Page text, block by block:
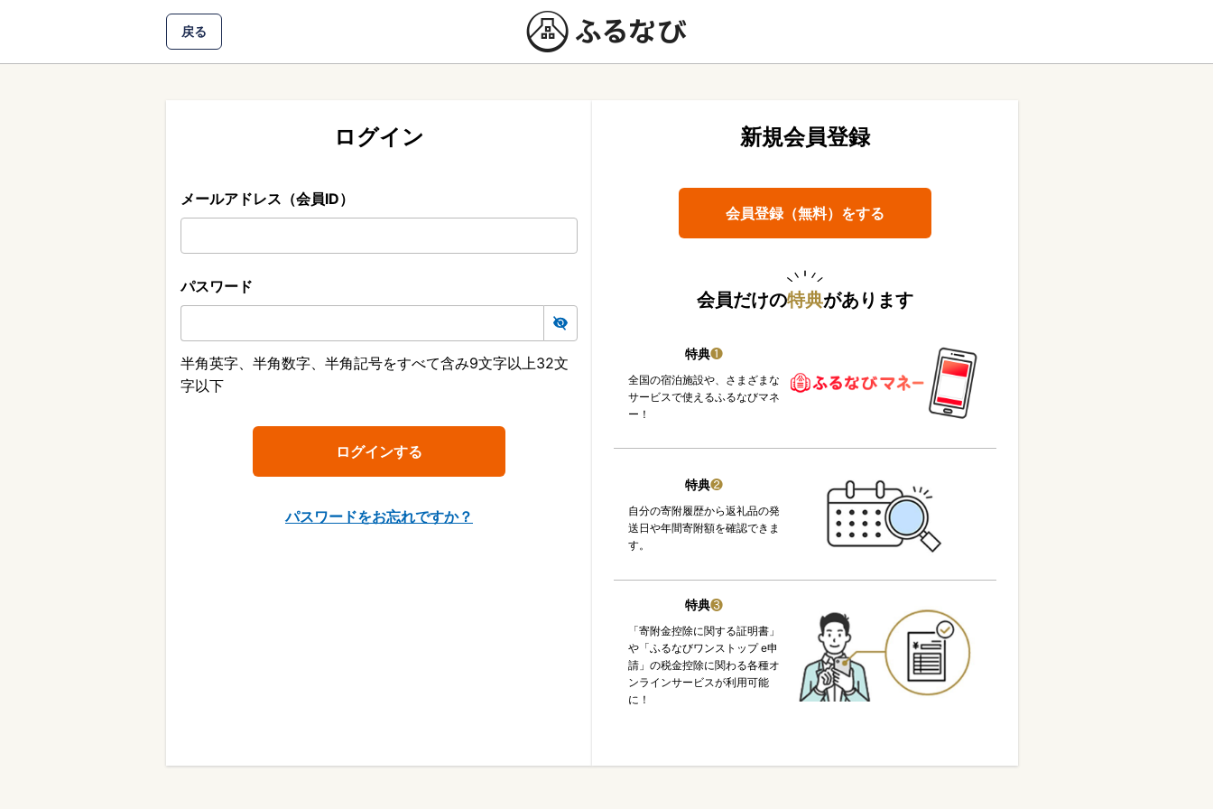
戻る
ログイン
メールアドレス（会員ID）
パスワード
半角英字、半角数字、半角記号をすべて含み9文字以上32文
字以下
パスワードをお忘れですか？
新規会員登録
会員登録（無料）をする
会員だけの特典があります
特典❶
全国の宿泊施設や、さまざまな
サービスで使えるふるなびマネ
ー！
特典❷
自分の寄附履歴から返礼品の発
送日や年間寄附額を確認できま
す。
特典❸
「寄附金控除に関する証明書」
や「ふるなびワンストップ e申
請」の税金控除に関わる各種オ
ンラインサービスが利用可能
に！